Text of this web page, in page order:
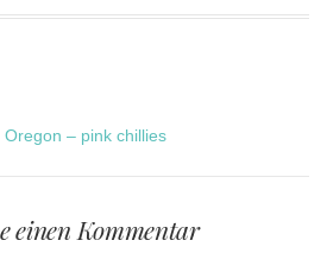
– pink chillies
einen Kommentar